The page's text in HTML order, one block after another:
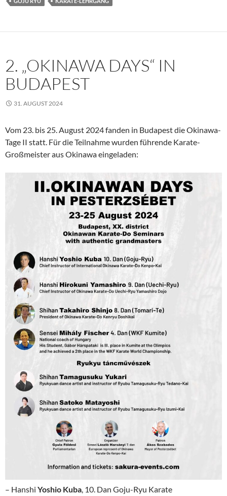
2. „OKINAWA DAYS“ IN
BUDAPEST
31. AUGUST 2024
Vom 23. bis 25. August 2024 fanden in Budapest die Okinawa-
Tage II statt. Für die Teilnahme wurden führende Karate-
Großmeister aus Okinawa eingeladen:
– Hanshi Yoshio Kuba, 10. Dan Goju-Ryu Karate